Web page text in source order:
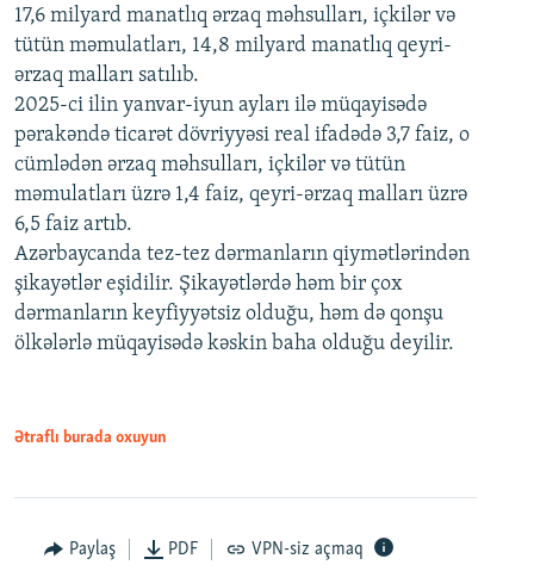
17,6 milyard manatlıq ərzaq məhsulları, içkilər və
tütün məmulatları, 14,8 milyard manatlıq qeyri-
ərzaq malları satılıb.
2025-ci ilin yanvar-iyun ayları ilə müqayisədə
pərakəndə ticarət dövriyyəsi real ifadədə 3,7 faiz, o
cümlədən ərzaq məhsulları, içkilər və tütün
məmulatları üzrə 1,4 faiz, qeyri-ərzaq malları üzrə
6,5 faiz artıb.
Azərbaycanda tez-tez dərmanların qiymətlərindən
şikayətlər eşidilir. Şikayətlərdə həm bir çox
dərmanların keyfiyyətsiz olduğu, həm də qonşu
ölkələrlə müqayisədə kəskin baha olduğu deyilir.
Ətraflı burada oxuyun
Paylaş PDF VPN-siz açmaq